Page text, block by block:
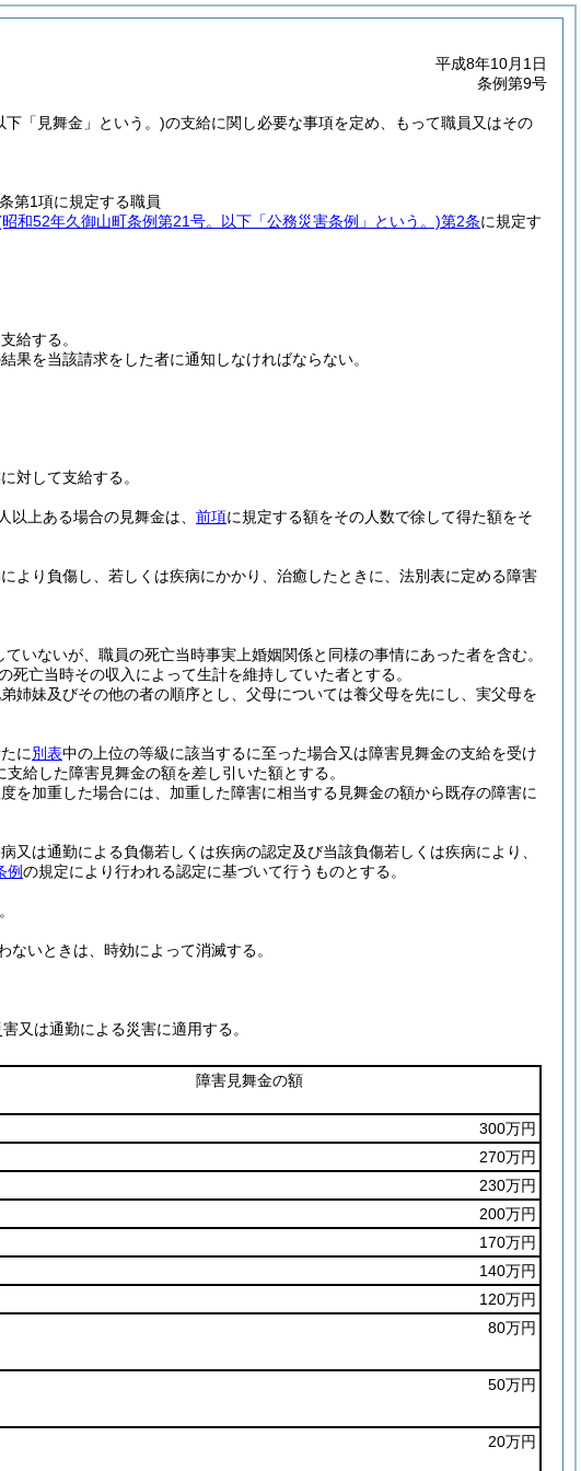
平成8年10月1日
条例第9号
下「見舞金」という。)の支給に関し必要な事項を定め、もって職員又はその
第1項に規定する職員
和52年久御山町条例第21号。以下「公務災害条例」という。)第2条に規定す
給する。
果を当該請求をした者に通知しなければならない。
対して支給する。
以上ある場合の見舞金は、 前項に規定する額をその人数で徐して得た額をそ
より負傷し、若しくは疾病にかかり、治癒したときに、法別表に定める障害
いないが、職員の死亡当時事実上婚姻関係と同様の事情にあった者を含む。
亡当時その収入によって生計を維持していた者とする。
姉妹及びその他の者の順序とし、父母については養父母を先にし、実父母を
に別表中の上位の等級に該当するに至った場合又は障害見舞金の支給を受け
給した障害見舞金の額を差し引いた額とする。
を加重した場合には、加重した障害に相当する見舞金の額から既存の障害に
は通勤による負傷若しくは疾病の認定及び当該負傷若しくは疾病により、
例の規定により行われる認定に基づいて行うものとする。
いときは、時効によって消滅する。
又は通勤による災害に適用する。
障害見舞金の額
300万円
270万円
230万円
200万円
170万円
140万円
120万円
80万円
50万円
20万円